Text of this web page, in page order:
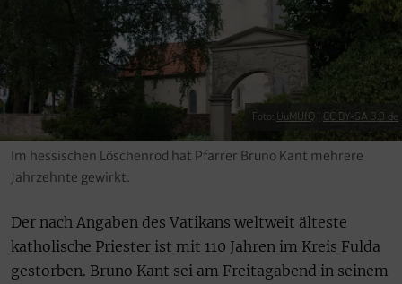
Foto: UuMUfQ CC BY-SA 3.0 de
Im hessischen Löschenrod hat Pfarrer Bruno Kant mehrere
Jahrzehnte gewirkt.
Der nach Angaben des Vatikans weltweit älteste
katholische Priester ist mit 110 Jahren im Kreis Fulda
gestorben. Bruno Kant sei am Freitagabend in seinem